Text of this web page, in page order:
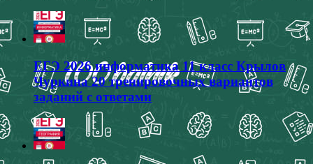
ЕГЭ 2026 информатика 11 класс Крылов
Чуркина 20 тренировочных вариантов
заданий с ответами